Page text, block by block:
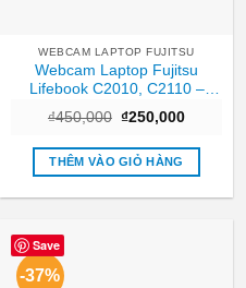
WEBCAM LAPTOP FUJITSU
Webcam Laptop Fujitsu
Lifebook C2010, C2110 –
₫450,000 Giá
là:
₫450,000.
₫250,000Giá
tại
₫250,000.
THÊM VÀO GIỎ HÀNG
Save
-37%